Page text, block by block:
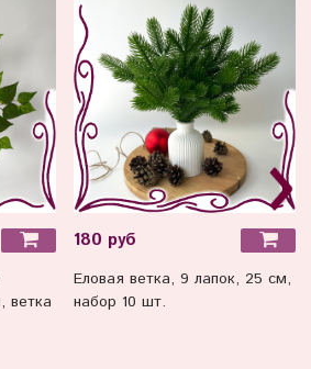
ветка
180 руб
Еловая ветка, 9 лапок, 25 см,
набор 10 шт.